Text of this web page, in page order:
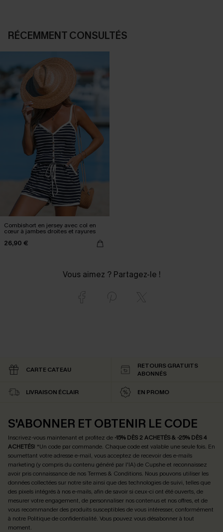
RÉCEMMENT CONSULTÉS
Combishort en jersey avec col en
cœur à jambes droites et rayures
26,90 €
Vous aimez ? Partagez-le !
CARTE CATEAU
RETOURS GRATUITS
ABONNÉS
LIVRAISON ÉCLAIR EN PROMO
S'ABONNER ET OBTENIR LE CODE
Inscrivez-vous maintenant et profitez de -15% DÈS 2 ACHETÉS & -25% DÈS 4
ACHETÉS! *Un code par commande. Chaque code est valable une seule fois. En
soumettant votre adresse e-mail, vous acceptez de recevoir des e-mails
marketing (y compris du contenu généré par l'IA) de Cupshe et reconnaissez
avoir pris connaissance de nosTermes & Conditions. Nous pouvons utiliser les
données collectées sur notre site ainsi que des technologies de suivi, telles que
des pixels intégrés à nos e-mails, afin de savoir si ceux-ci ont été ouverts, de
mesurer votre engagement, de personnaliser nos contenus et nos offres, et de
vous recommander des produits susceptibles de vous intéresser, conformément
à notre Politique de confidentialité. Vous pouvez vous désabonner à tout
moment.